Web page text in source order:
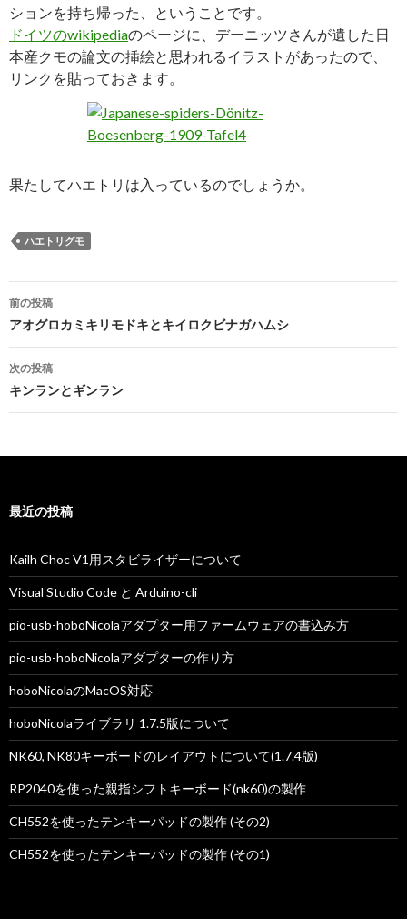
ションを持ち帰った、ということです。
ドイツのwikipediaのページに、デーニッツさんが遺した日
本産クモの論文の挿絵と思われるイラストがあったので、
リンクを貼っておきます。
果たしてハエトリは入っているのでしょうか。
ハエトリグモ
投
稿
ナ
ビ
ゲ
ー
ョ
ン
前の投稿
アオグロカミキリモドキとキイロクビナガハムシ
次の投稿
キンランとギンラン
最近の投稿
Kailh Choc V1用スタビライザーについて
Visual Studio Code と Arduino-cli
pio-usb-hoboNicolaアダプター用ファームウェアの書込み方
pio-usb-hoboNicolaアダプターの作り方
hoboNicolaのMacOS対応
hoboNicolaライブラリ 1.7.5版について
NK60, NK80キーボードのレイアウトについて(1.7.4版)
RP2040を使った親指シフトキーボード(nk60)の製作
CH552を使ったテンキーパッドの製作 (その2)
CH552を使ったテンキーパッドの製作 (その1)